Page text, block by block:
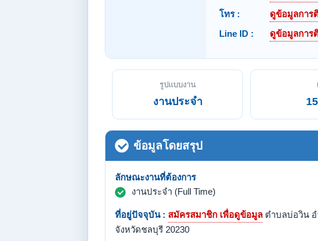
โทร :
ดูข้อมูลการ
Line ID :
ดูข้อมูลการ
รูปแบบงาน
งานประจำ
ข้อมูลโดยสรุป
ลักษณะงานที่ต้องการ
งานประจำ (Full Time)
ที่อยู่ปัจจุบัน : สมัครสมาชิก เพื่อดูข้อมูล ตำบลบ่อวิน อ
จังหวัดชลบุรี 20230